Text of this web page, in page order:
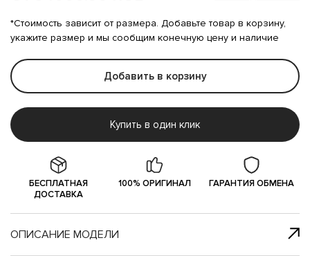
*Стоимость зависит от размера. Добавьте товар в корзину,
укажите размер и мы сообщим конечную цену и наличие
Добавить в корзину
Купить в один клик
БЕСПЛАТНАЯ
ДОСТАВКА
100% ОРИГИНАЛ ГАРАНТИЯ ОБМЕНА
ОПИСАНИЕ МОДЕЛИ